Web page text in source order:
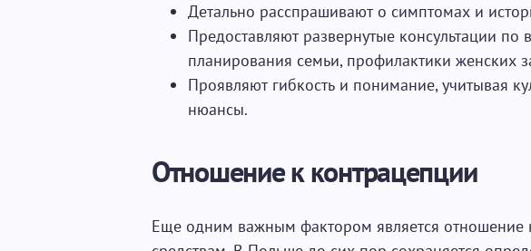
Детально расспрашивают о симптомах и
Предоставляют развернутые консультации
планирования семьи, профилактики женских
Проявляют гибкость и понимание, учитывая
нюансы.
Отношение к контрацепции
Еще одним важным фактором является отношение